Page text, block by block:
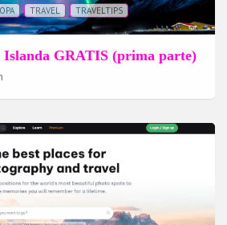
TRAVEL TRAVELTIPS
Islanda GRATIS (prima parte)